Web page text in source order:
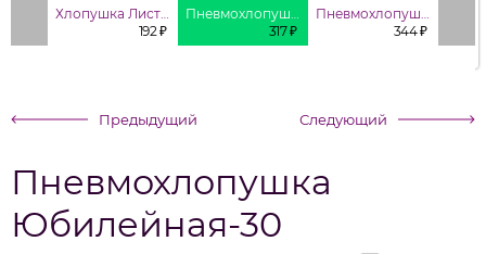
цены, наличие и условия
доставки
Хлопушка Листопад
192 ₽
Пневмохлопушка Юбилейная-30
317 ₽
Пневмохлопушка Калейдоскоп-30
344 ₽
Предыдущий Следующий
Пневмохлопушка
Юбилейная-30